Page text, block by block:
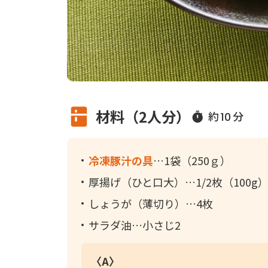
材料（2人分） 約10分
冷凍豚汁の具
1袋（250ｇ）
厚揚げ（ひと口大）
1/2枚（100g）
しょうが（薄切り）
4枚
サラダ油
小さじ2
〈A〉